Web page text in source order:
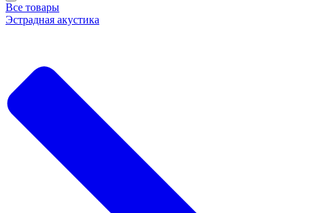
Все товары
Эстрадная акустика